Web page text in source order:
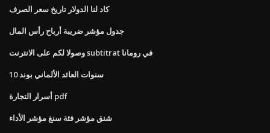
كاد لنا الدولار تاريخ سعر الصرف
جدول مؤشر ضريبة أرباح رأس المال
وصولا لكم على الانترنت subtitrat في رومانا
10 سنوات العائد الألماني بوند
أسرار التجارة pdf
شنق مؤشر فئة سنغ مؤشر الأداء